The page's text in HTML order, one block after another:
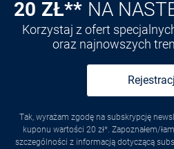
20 ZŁ** NA
Korzystaj z ofert
oraz najnowszych
Tak, wyrażam zgodę na subskrypcję
kuponu wartości 20 zł*. Zapoznałem/
szczególności z informacją dotyczącą